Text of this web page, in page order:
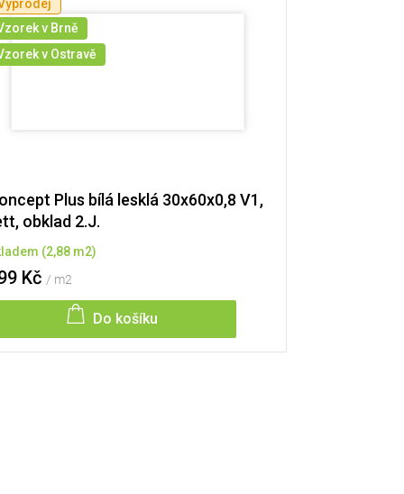
v Brně
v Ostravě
Plus bílá lesklá 30x60x0,8 V1,
obklad 2.J.
(2,88 m2)
Kč / m2
Do košíku